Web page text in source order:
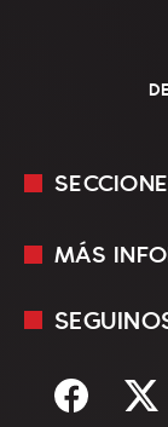
En Vivo
Sociedad
MÁS
Mediakit
Términos y